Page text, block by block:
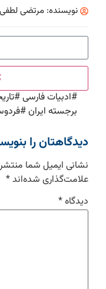
نویسنده:مرتضی لطفی
ادبیات فارسی#
برجسته ایران#
دیدگاهتان را
نشانی ایمیل شما
علامت‌گذاری شده‌اند*
دیدگاه*